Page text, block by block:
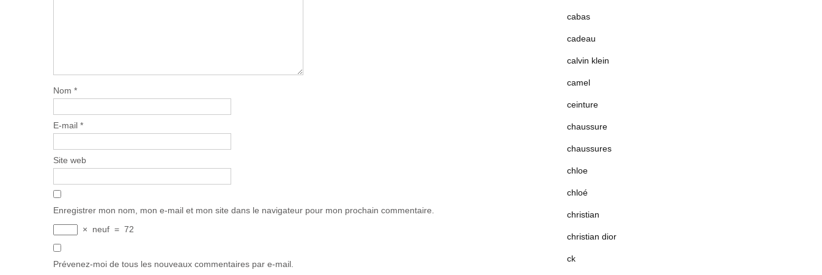
Nom *
E-mail *
Site web
Enregistrer mon nom, mon e-mail et mon site dans le navigateur pour mon prochain commentaire.
×
neuf = 72
Prévenez-moi de tous les nouveaux commentaires par e-mail.
cabas
cadeau
calvin klein
camel
ceinture
chaussure
chaussures
chloe
chloé
christian
christian dior
ck